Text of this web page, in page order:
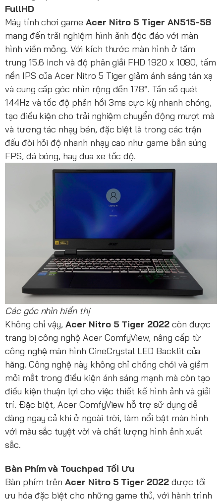
FullHD
Máy tính chơi game Acer Nitro 5 Tiger AN515-58
mang đến trải nghiệm hình ảnh độc đáo với màn
hình viền mỏng. Với kích thước màn hình ở tầm
trung 15.6 inch và độ phân giải FHD 1920 x 1080, tấm
nền IPS của Acer Nitro 5 Tiger giảm ánh sáng tán xạ
và cung cấp góc nhìn rộng đến 178°. Tần số quét
144Hz và tốc độ phản hồi 3ms cực kỳ nhanh chóng,
tạo điều kiện cho trải nghiệm chuyển động mượt mà
và tương tác nhạy bén, đặc biệt là trong các trận
đấu đòi hỏi độ nhanh nhạy cao như game bắn súng
FPS, đá bóng, hay đua xe tốc độ.
Các góc nhìn hiển thị
Không chỉ vậy,Acer Nitro 5 Tiger 2022còn được
trang bị công nghệ Acer ComfyView, nâng cấp từ
công nghệ màn hình CineCrystal LED Backlit của
hãng. Công nghệ này không chỉ chống chói và giảm
mỏi mắt trong điều kiện ánh sáng mạnh mà còn tạo
điều kiện thuận lợi cho việc thiết kế hình ảnh và giải
trí. Đặc biệt, Acer ComfyView hỗ trợ sử dụng dễ
dàng ngay cả khi ở ngoài trời, làm nổi bật màn hình
với màu sắc tuyệt vời và chất lượng hình ảnh xuất
sắc.
Bàn Phím và Touchpad Tối Ưu
Bàn phím trênAcer Nitro 5 Tiger 2022 được tối
ưu hóa đặc biệt cho những game thủ, với hành trình